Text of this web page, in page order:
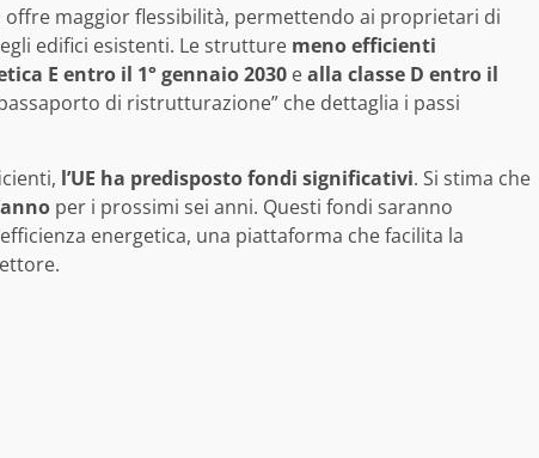
maggior flessibilità, permettendo ai proprietari di
edifici esistenti. Le strutture meno efficienti
E entro il 1° gennaio 2030 ealla classe D entro il
di ristrutturazione” che dettaglia i passi
l’UE ha predisposto fondi significativi. Si stima che
per i prossimi sei anni. Questi fondi saranno
energetica, una piattaforma che facilita la